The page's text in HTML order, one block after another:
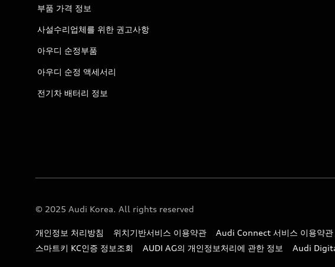
부품 가격 정보
사설수리업체를 위한 권고사항
아우디 순정부품
아우디 순정 액세서리
전기차 배터리 정보
© 2025 Audi Korea. All rights reserved
개인정보 처리방침 위치기반서비스 이용약관 Audi Connect 서비스 이용약관
스마트키 KC인증 정보조회
AUDI AG의 개인정보처리에 관한 정보 Audi